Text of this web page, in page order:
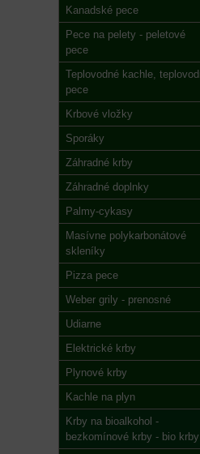
Kanadské pece
Pece na pelety - peletové
pece
Teplovodné kachle,
pece
Krbové vložky
Sporáky
Záhradné krby
Záhradné doplnky
Palmy-cykasy
Masívne polykarbonátové
skleníky
Pizza pece
Weber grily - prenosné
Udiarne
Elektrické krby
Plynové krby
Kachle na plyn
Krby na bioalkohol -
bezkomínové krby - bio krby